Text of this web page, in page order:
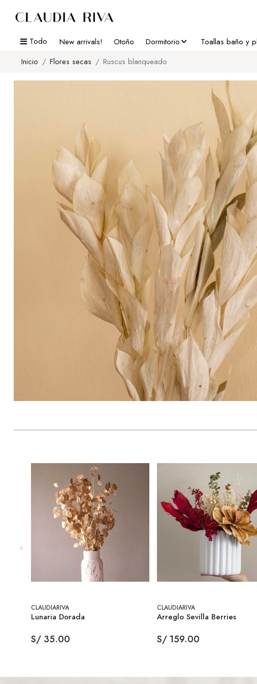
Todo New arrivals! Otoño Dormitorio
Toallas baño y
Inicio
Flores secas Ruscus blanqueado
CLAUDIARIVA
Lunaria Dorada
S/ 35.00
CLAUDIARIVA
Arreglo Sevilla Berries
S/ 159.00